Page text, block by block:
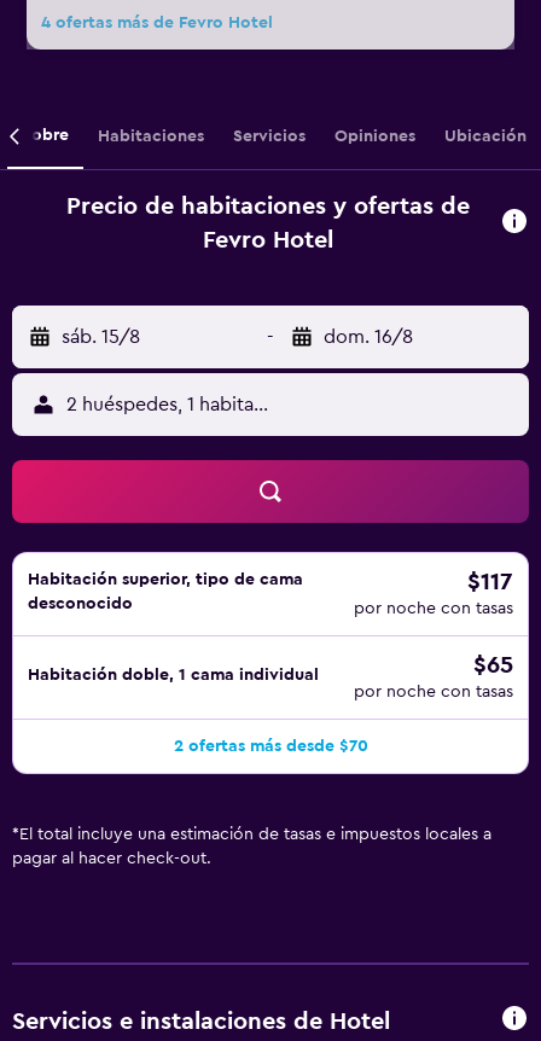
4 ofertas más de Fevro Hotel
Sobre Habitaciones Servicios Opiniones Ubicación
Precio de habitaciones y ofertas de
Fevro Hotel
sáb. 15/8 - dom. 16/8
2 huéspedes, 1 habitación
Habitación superior, tipo de cama
desconocido
$117
por noche con tasas
Habitación doble, 1 cama individual $65
por noche con tasas
2 ofertas más desde $70
* El total incluye una estimación de tasas e impuestos locales a
pagar al hacer check-out.
Servicios e instalaciones de Hotel